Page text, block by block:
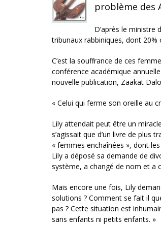
problème des
D’après le
tribunaux rabbiniques, dont 20%
C’est la souffrance de ces
conférence académique
nouvelle publication, Zaakat
« Celui qui ferme son oreille au
Lily attendait peut être un
s’agissait que d’un livre de plus
« femmes enchaînées », dont
Lily a déposé sa demande de
système, a changé de nom et a
Mais encore une fois, Lily
solutions ? Comment se fait il
pas ? Cette situation est
sans enfants ni petits enfants. »